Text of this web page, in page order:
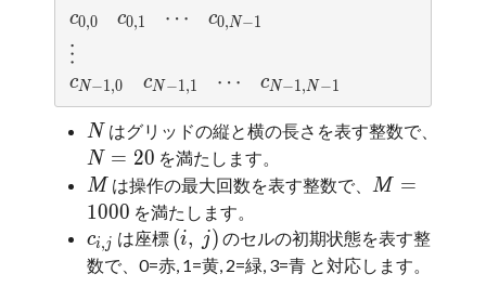
c0,0
c_{0,0}
c0,0 c0,1
c_{0,1}
c0,1 ⋯
\cdots
⋯ c0,N−1
c_{0,N-1}
c0,N−1
⋮
\vdots
⋮
cN−1,0
c_{N-1,0}
cN−1,0 cN −1,1
c_{N-1,1}
cN −1,1 ⋯
\cdots
⋯ cN−1,N−1
c_{N-1,N-1}
cN−1,N −1
N
N
N はグリッドの縦と横の長さを表す整数で、
N = 20 を満たします。
M
M
M は操作の最大回数を表す整数で、 M =
M=1000
M =
1000 を満たします。
ci,j
c_{i,j}
ci,j は座標 (i, j)
(i,\ j)
(i, j) のセルの初期状態を表す整
数で、0=赤, 1=黄, 2=緑, 3=青 と対応します。